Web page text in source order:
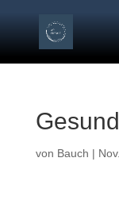
von Bauch |